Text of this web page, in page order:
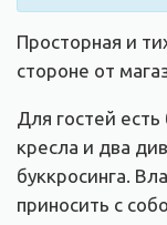
Просторная и
стороне от
Для гостей есть
кресла и два
буккросинга.
приносить с